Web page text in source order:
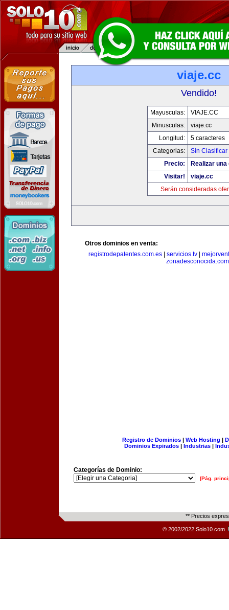
viaje.cc
Vendido!
Mayusculas:
VIAJE.CC
Minusculas:
viaje.cc
Longitud:
5 caracteres
Categorias:
Sin Clasificar
Precio:
Realizar
Visitar!
viaje.cc
Serán consideradas
Otros dominios en venta:
registrodepatentes.com.es
servicios.tv
zonadesconocida.com
Registro de Dominios| Web Hosting |
Dominios Expirados | Industrias |
Categorías de Dominio:
[Pág.
** Precios
© 2002/2022 Solo10.com